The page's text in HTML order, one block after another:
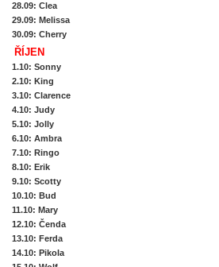
28.09: Clea
29.09: Melissa
30.09: Cherry
ŘÍJEN
1.10: Sonny
2.10: King
3.10: Clarence
4.10: Judy
5.10: Jolly
6.10: Ambra
7.10: Ringo
8.10: Erik
9.10: Scotty
10.10: Bud
11.10: Mary
12.10: Čenda
13.10: Ferda
14.10: Pikola